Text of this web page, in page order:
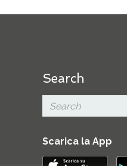
Search
Scarica la App